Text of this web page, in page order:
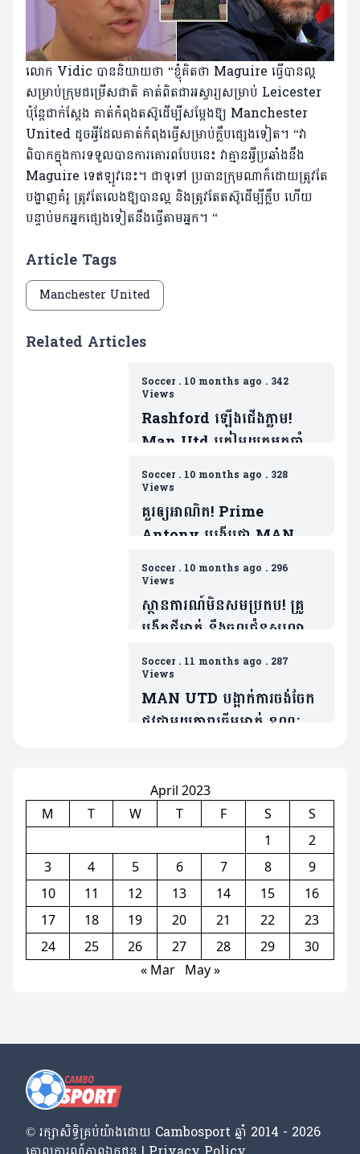
លោក Vidic បាននិយាយថា “ខ្ញុំគិតថា Maguire ធ្វើបានល្អ
សម្រាប់ក្រុមជម្រើសជាតិ គាត់ពិតជាអស្ចារ្យសម្រាប់ Leicester
ប៉ុន្តែជាក់ស្តែង គាត់កំពុងតស៊ូដើម្បីសម្តែងឱ្យ Manchester
United ដូចអ្វីដែលគាត់កំពុងធ្វើសម្រាប់ក្លឹបផ្សេងទៀត។ “វា
ពិបាកក្នុងការទទួលបានការគោរពបែបនេះ វាគ្មានអ្វីប្រឆាំងនឹង
Maguire ទេឥឡូវនេះ។ ជាទូទៅ ប្រធានក្រុមណាក៏ដោយត្រូវតែ
បង្ហាញគំរូ ត្រូវតែលេងឱ្យបានល្អ និងត្រូវតែតស៊ូដើម្បីក្លឹប ហើយ
បន្ទាប់មកអ្នកផ្សេងទៀតនឹងធ្វើតាមអ្នក។ “
Article Tags
Manchester United
Related Articles
Soccer. 10 months ago . 342
Views
Rashford ឡើងជើងភ្លាម!
Man Utd ត្រៀមយកអ្នកចាំទី
ដ៏ឆ្នើមម្នាក់របស់ Barca ជា
ថ្នូរទិញលក់ផ្ដាច់កុងត្រា
Soccer. 10 months ago . 328
Views
គួរឲ្យអាណិត! Prime
Antony បង្ហើបថា MAN
UTD ធ្វើរឿងមួយដាក់ ដែលជា
ទង្វើមិនផ្តល់តម្លៃឲ្យខ្លួន
Soccer. 10 months ago . 296
Views
ស្ថានការណ៍មិនសមប្រកប! គ្រូ
បង្វឹកថ្មីម្នាក់ នឹងចូលជំនួសលោក
Amorim ប្រសិនក្លឹបមិនធ្វើរឿង
មួយនេះ
Soccer. 11 months ago . 287
Views
MAN UTD បង្អាក់ការចង់ចែក
ផ្លូវជាមួយតារាឆ្នើមម្នាក់ ខណៈត្រូវ
April 2023
M
T W T F S
S
1
2
3
4 5 6 7 8
9
10
11 12 13 14 15
16
17
18 19 20 21 22
23
24
25 26 27 28 29
30
« Mar
May »
© រក្សា​សិទ្ធិ​គ្រប់​យ៉ាង​ដោយ​ Cambosport ឆ្នាំ 2014 - 2026